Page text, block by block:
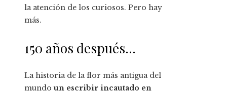
la atención de los curiosos. Pero hay
más.
150 años después…
La historia de la flor más antigua del
mundoun escribir incautado en